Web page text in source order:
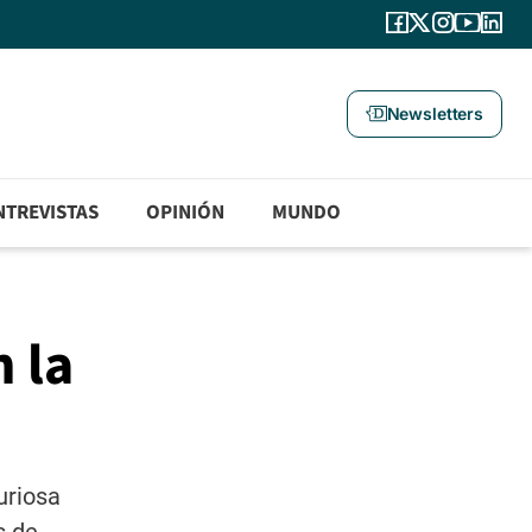
Newsletters
OPINIÓN MUNDO
la